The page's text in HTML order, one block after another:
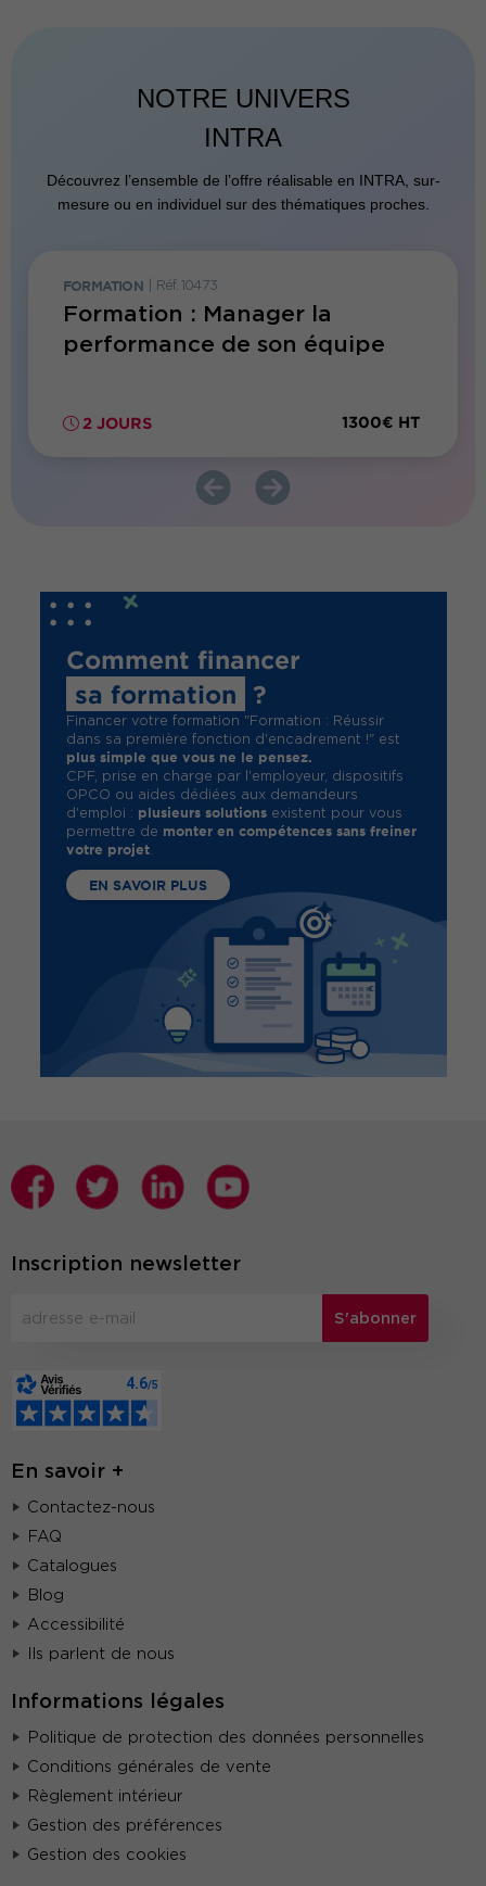
NOTRE UNIVERS
INTRA
Découvrez l’ensemble de l’offre réalisable en INTRA, sur-
mesure ou en individuel sur des thématiques proches.
FORMATION Réf. 10473
Formation : Manager la
performance de son équipe
2 JOURS 1300€ HT
Comment financer
sa formation
?
Financer votre formation "Formation : Réussir
dans sa première fonction d'encadrement !" est
plus simple que vous ne le pensez.
CPF, prise en charge par l'employeur, dispositifs
OPCO ou aides dédiées aux demandeurs
d'emploi : plusieurs solutionsexistent pour vous
permettre de monter en compétences sans freiner
votre projet.
EN SAVOIR PLUS
Inscription newsletter
S'abonner
En savoir +
Contactez-nous
FAQ
Catalogues
Blog
Accessibilité
Ils parlent de nous
Informations légales
Politique de protection des données personnelles
Conditions générales de vente
Règlement intérieur
Gestion des préférences
Gestion des cookies